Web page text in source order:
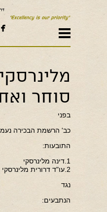

סוחר
בפני
כב' הרשמת הבכירה
התובעות:
1.דינה מלינרסקי
2.עו"ד דרורית מלינרסקי
נגד
הנתבעים: